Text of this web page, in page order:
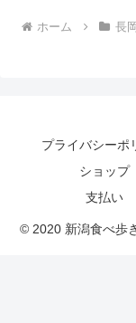
ホーム 長
プライバシーポ
ショップ
支払い
© 2020 新潟食べ歩